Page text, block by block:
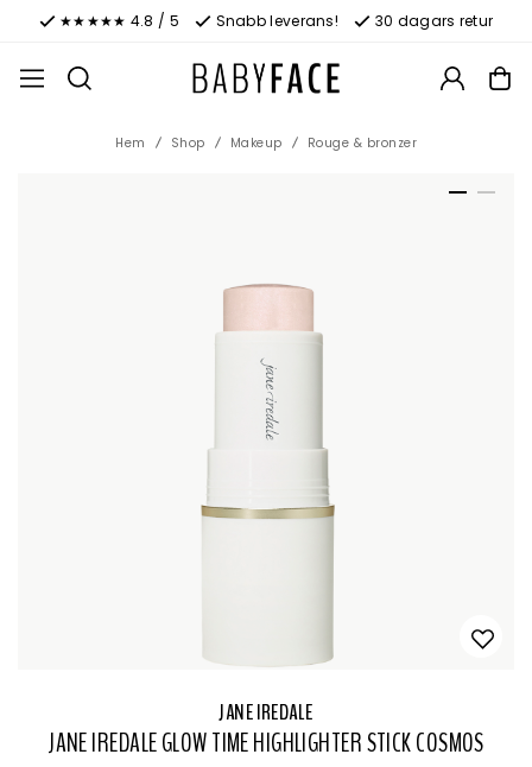
★★★★★ 4.8 / 5 Snabb leverans! 30 dagars retur
Hem Shop Makeup Rouge & bronzer
JANE IREDALE
JANE IREDALE GLOW TIME HIGHLIGHTER STICK COSMOS